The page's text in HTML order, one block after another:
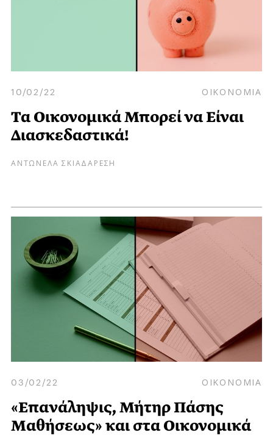
10/02/22 ΟΙΚΟΝΟΜΙΑ
Τα Οικονομικά Μπορεί να Είναι
Διασκεδαστικά!
ΑΝΤΩΝΕΛΑ ΣΚΙΑΔΑΡΕΣΗ
03/02/22 ΟΙΚΟΝΟΜΙΑ
«Επανάληψις, Μήτηρ Πάσης
Μαθήσεως» και στα Οικονομικά